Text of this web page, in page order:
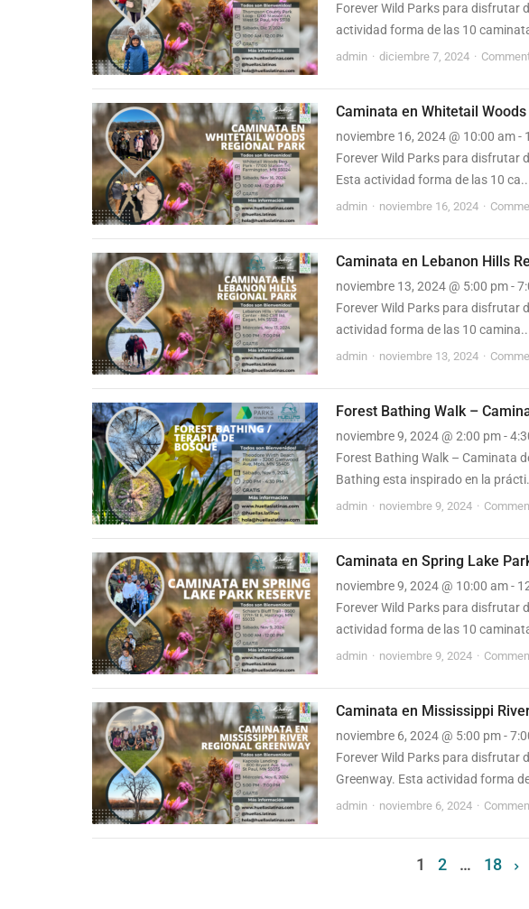
Forever Wild Parks para disfrutar
actividad forma de las 10
admin diciembre 7, 2024
Caminata en Whitetail
noviembre 16, 2024 @ 10:00 am
Forever Wild Parks para disfrutar
Esta actividad forma de las 10 ca...
admin noviembre 16, 2024
Caminata en Lebanon Hills
noviembre 13, 2024 @ 5:00 pm -
Forever Wild Parks para disfrutar
actividad forma de las 10 camina...
admin noviembre 13, 2024
Forest Bathing Walk –
noviembre 9, 2024 @ 2:00 pm -
Forest Bathing Walk – Caminata
Bathing esta inspirado en la
admin noviembre 9, 2024
Caminata en Spring Lake
noviembre 9, 2024 @ 10:00 am -
Forever Wild Parks para disfrutar
actividad forma de las 10
admin noviembre 9, 2024
Caminata en Mississippi
noviembre 6, 2024 @ 5:00 pm -
Forever Wild Parks para disfrutar
Greenway. Esta actividad forma
admin noviembre 6, 2024
1 2 … 18